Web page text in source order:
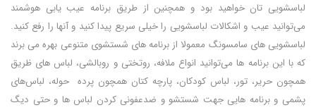
لباسشویی تان خواهید بود و همچنین از طریق برنامه عیب یابی هوشمند
می‌توانید عیب و اشکالات لباسشویی را خیلی سریع پیدا کنید و آنها را رفع کنید.
لباسشویی های سامسونگ معمولا از برنامه‌ های شستشوی متنوعی بهره می برند
که با این برنامه‌ ها می‌توانید انواع ملافه، روتختی و روبالشی، لباس‌ های ظریق
همچون حریر، تور، لباس کودکان، پارچه کتان همچون پرده حوله، لباس‌های
پشمی و برنامه هایی جهت شستشو و ضدعفونی کردن لباس ها و حتی دیگ